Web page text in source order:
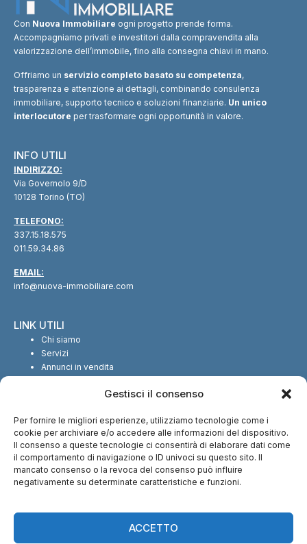
Gestisci il consenso
Per fornire le migliori esperienze, utilizziamo tecnologie come i
cookie per archiviare e/o accedere alle informazioni del dispositivo.
Il consenso a queste tecnologie ci consentirà di elaborare dati come
il comportamento di navigazione o ID univoci su questo sito. Il
mancato consenso o la revoca del consenso può influire
negativamente su determinate caratteristiche e funzioni.
ACCETTO
Con Nuova Immobiliare ogni progetto prende forma.
Accompagniamo privati e investitori dalla compravendita alla
valorizzazione dell’immobile, fino alla consegna chiavi in mano.
Offriamo un servizio completo basato su competenza,
trasparenza e attenzione ai dettagli, combinando consulenza
immobiliare, supporto tecnico e soluzioni finanziarie. Un unico
interlocutore per trasformare ogni opportunità in valore.
INFO UTILI
INDIRIZZO:
Via Governolo 9/D
10128 Torino (TO)
TELEFONO:
337.15.18.575
011.59.34.86
EMAIL:
info@nuova-immobiliare.com
LINK UTILI
Chi siamo
Servizi
Annunci in vendita
SEGUICI SUI SOCIAL
CI TROVI ANCHE SU: